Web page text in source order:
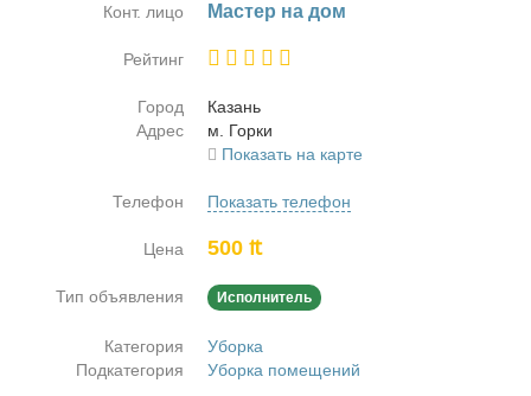
Конт. лицо Ма­стер на дом
Рейтинг
Город
Ка­зань
Адрес
м. Гор­ки
Показать на карте
Телефон Показать телефон
Цена 500 ₶
Тип объявления Исполнитель
Категория
Уборка
Подкатегория
Уборка помещений